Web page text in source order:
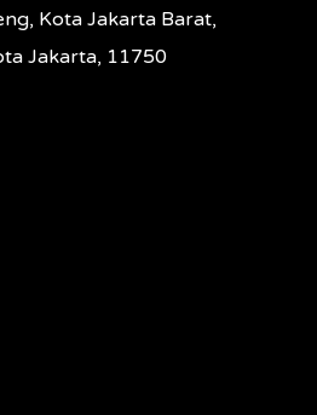
Kota Jakarta Barat,
Jakarta, 11750